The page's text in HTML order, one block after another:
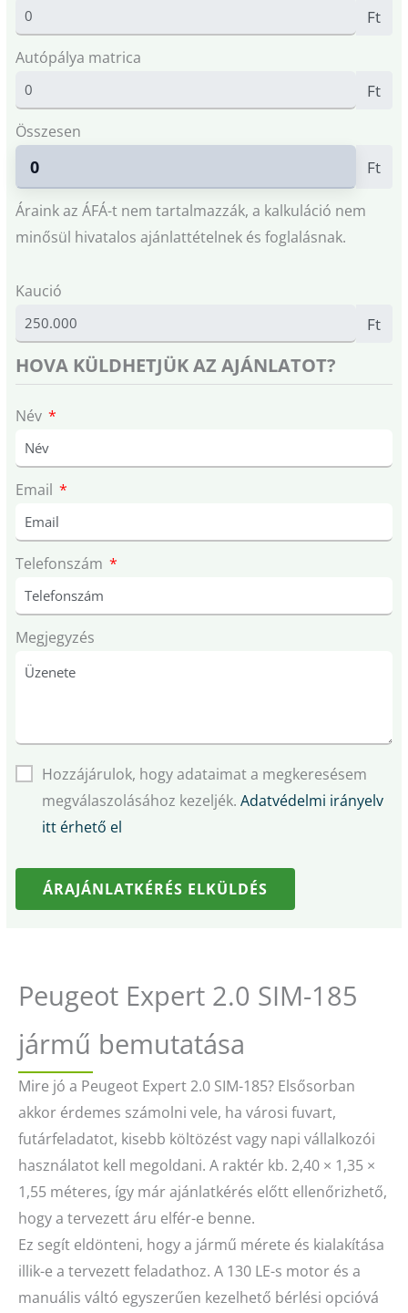
Ft
Autópálya matrica
Ft
Összesen
Ft
Áraink az ÁFÁ-t nem tartalmazzák, a kalkuláció nem
minősül hivatalos ajánlattételnek és foglalásnak.
Kaució
Ft
HOVA KÜLDHETJÜK AZ AJÁNLATOT?
Név
Email
Telefonszám
Megjegyzés
Hozzájárulok, hogy adataimat a megkeresésem
megválaszolásához kezeljék. Adatvédelmi irányelv
itt érhető el
ÁRAJÁNLATKÉRÉS ELKÜLDÉS
Peugeot Expert 2.0 SIM-185
jármű bemutatása
Mire jó a Peugeot Expert 2.0 SIM-185? Elsősorban
akkor érdemes számolni vele, ha városi fuvart,
futárfeladatot, kisebb költözést vagy napi vállalkozói
használatot kell megoldani. A raktér kb. 2,40 × 1,35 ×
1,55 méteres, így már ajánlatkérés előtt ellenőrizhető,
hogy a tervezett áru elfér-e benne.
Ez segít eldönteni, hogy a jármű mérete és kialakítása
illik-e a tervezett feladathoz. A 130 LE-s motor és a
manuális váltó egyszerűen kezelhető bérlési opcióvá